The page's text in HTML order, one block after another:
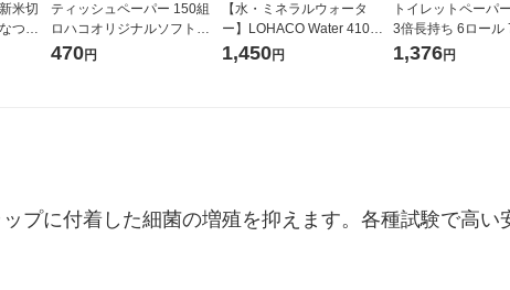
米切
つぼ
7年産
ティッシュペーパー 150組
ロハコオリジナルソフトパ
ックティッシュ フィオナ オ
470円
【水・ミネラルウォータ
ー】LOHACO Water 410ml
1箱（20本入）ラベルレス
1,450円
トイレットペーパ
3倍長持ち 6ロール 75m 再生
紙配合 スコッティ
1,376円
プに付着した細菌の増殖を抑えます。各種試験で高い